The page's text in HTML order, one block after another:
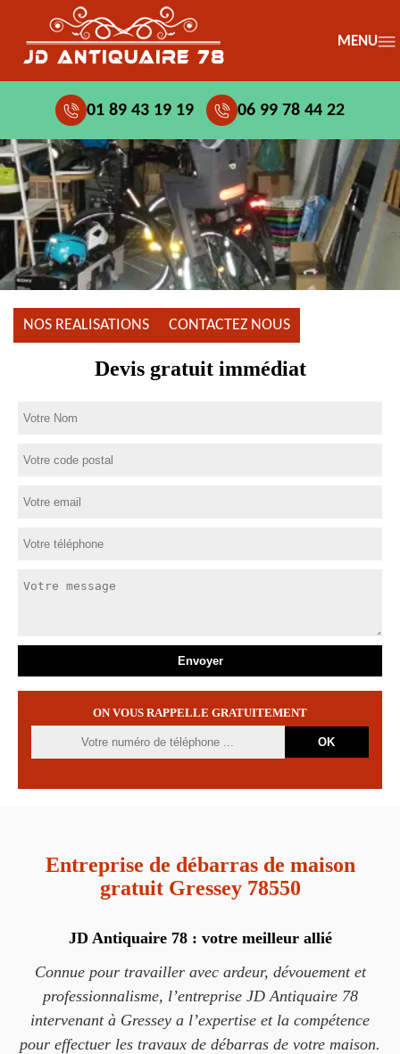
MENU
01 89 43 19 19 06 99 78 44 22
NOS REALISATIONS CONTACTEZ NOUS
Devis gratuit immédiat
ON VOUS RAPPELLE GRATUITEMENT
Entreprise de débarras de maison
gratuit Gressey 78550
JD Antiquaire 78 : votre meilleur allié
Connue pour travailler avec ardeur, dévouement et
professionnalisme, l’entreprise JD Antiquaire 78
intervenant à Gressey a l’expertise et la compétence
pour effectuer les travaux de débarras de votre maison.